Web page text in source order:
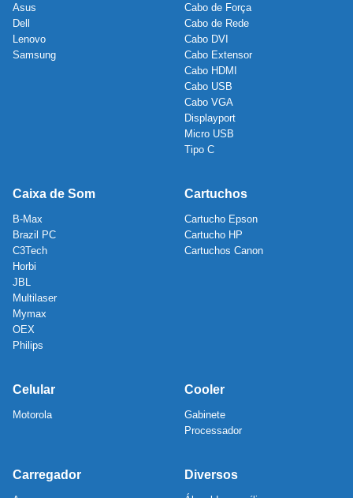
Asus
Dell
Lenovo
Samsung
Cabo de Força
Cabo de Rede
Cabo DVI
Cabo Extensor
Cabo HDMI
Cabo USB
Cabo VGA
Displayport
Micro USB
Tipo C
Caixa de Som
B-Max
Brazil PC
C3Tech
Horbi
JBL
Multilaser
Mymax
OEX
Philips
Cartuchos
Cartucho Epson
Cartucho HP
Cartuchos Canon
Celular
Motorola
Cooler
Gabinete
Processador
Carregador Diversos